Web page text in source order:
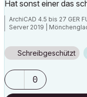
Hat sonst einer das
ArchiCAD 4.5 bis 27 GER
Server 2019 |
Schreibgeschützt
0